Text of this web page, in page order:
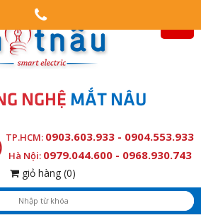
NGHỆ MẮT NÂU
TP.HCM: 0903.603.933 - 0904.553.933
Hà Nội: 0979.044.600 - 0968.930.743
giỏ hàng (0)